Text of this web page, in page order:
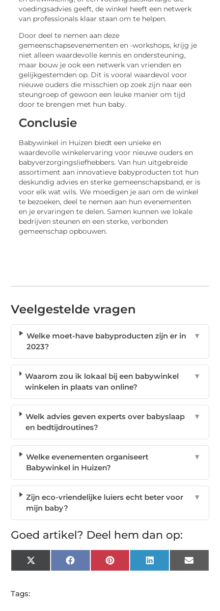
voedingsadvies geeft, de winkel heeft een netwerk
van professionals klaar staan om te helpen.
Door deel te nemen aan deze
gemeenschapsevenementen en -workshops, krijg je
niet alleen waardevolle kennis en ondersteuning,
maar bouw je ook een netwerk van vrienden en
gelijkgestemden op. Dit is vooral waardevol voor
nieuwe ouders die misschien op zoek zijn naar een
steungroep of gewoon een leuke manier om tijd
door te brengen met hun baby.
Conclusie
Babywinkel in Huizen biedt een unieke en
waardevolle winkelervaring voor nieuwe ouders en
babyverzorgingsliefhebbers. Van hun uitgebreide
assortiment aan innovatieve babyproducten tot hun
deskundig advies en sterke gemeenschapsband, er is
voor elk wat wils. We moedigen je aan om de winkel
te bezoeken, deel te nemen aan hun evenementen
en je ervaringen te delen. Samen kunnen we lokale
bedrijven steunen en een sterke, verbonden
gemeenschap opbouwen.
Veelgestelde vragen
Welke moet-have babyproducten zijn er in
2023?
▼
Waarom zou ik lokaal bij een babywinkel
winkelen in plaats van online?
▼
Welk advies geven experts over babyslaap
en bedtijdroutines?
▼
Welke evenementen organiseert
Babywinkel in Huizen?
▼
Zijn eco-vriendelijke luiers echt beter voor
mijn baby?
▼
Goed artikel? Deel hem dan op:
X
(Twitter)
FacebookPinterest LinkedIn Email
Tags: